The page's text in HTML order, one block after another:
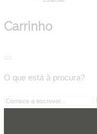
Carrinho
O que está à procura?